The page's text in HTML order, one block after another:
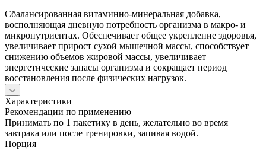
Сбалансированная витаминно-минеральная добавка,
восполняющая дневную потребность организма в макро- и
микронутриентах. Обеспечивает общее укрепление здоровья,
увеличивает прирост сухой мышечной массы, способствует
снижению объемов жировой массы, увеличивает
энергетические запасы организма и сокращает период
восстановления после физических нагрузок.
Характеристики
Рекомендации по применению
Принимать по 1 пакетику в день, желательно во время
завтрака или после тренировки, запивая водой.
Порция